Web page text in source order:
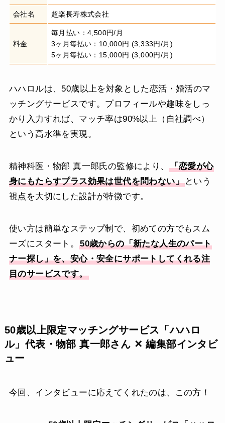
会社名 超楽長寿株式会社
料金
毎月払い：4,500円/月
3ヶ月毎払い：10,000円 (3,333円/月)
5ヶ月毎払い：15,000円 (3,000円/月)
ハハロルは、50歳以上を対象とした恋活・婚活のマ
ッチングサービスです。プロフィールや趣味をしっ
かり入力すれば、マッチ率は90%以上（自社調べ）
という高水準を実現。
精神科医・物部 真一郎氏の監修により、
「恋愛が心
身にもたらすプラス効果は世代を問わない」という
視点を大切にした設計が特徴です。
使い方は簡単なステップ制で、初めての方でもスム
ーズにスタート。50歳からの「新たな人生のパート
ナー探し」を、安心・安全にサポートしてくれる注
目のサービスです。
50歳以上限定マッチングサービス「ハハロ
ル」代表・物部 真一郎さん ✕ 編集部インタビ
ュー
今回、インタビューに応えてくれたのは、この方！